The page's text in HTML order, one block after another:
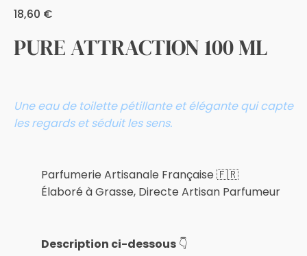
18,60 €
PURE ATTRACTION 100 ML
Une eau de toilettepétillante et élégante qui capte
les regards et séduit les sens.
Parfumerie Artisanale Française 🇫🇷
Élaboré à Grasse, Directe Artisan Parfumeur
Description ci-dessous 👇